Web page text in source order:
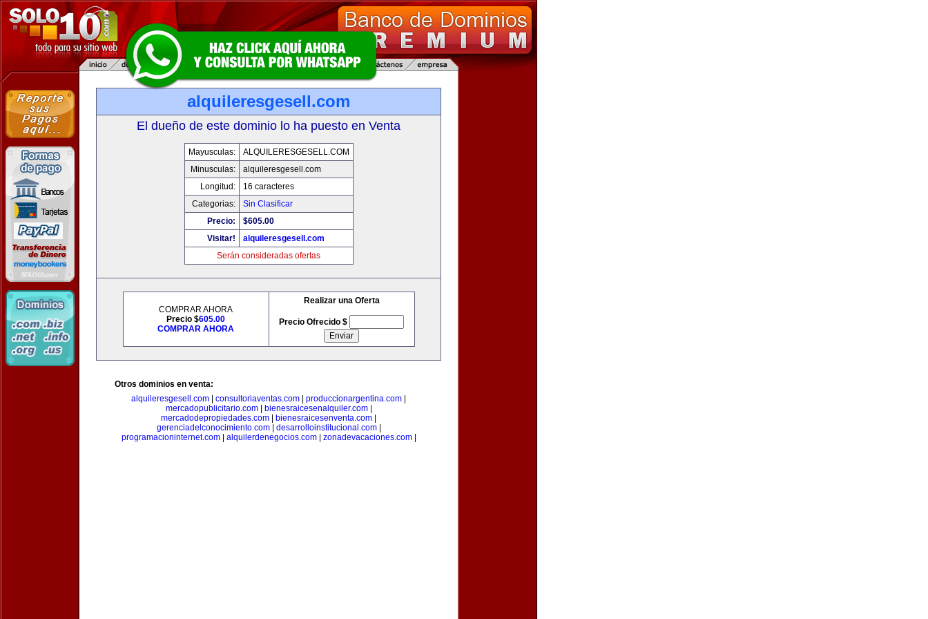
alquileresgesell.com
El dueño de este dominio lo ha puesto en Venta
Mayusculas:
ALQUILERESGESELL.COM
Minusculas:
alquileresgesell.com
Longitud:
16 caracteres
Categorias:
Sin Clasificar
Precio:
$605.00
Visitar!
alquileresgesell.com
Serán consideradas ofertas
COMPRAR AHORA
Precio $605.00
COMPRAR AHORA
Realizar una Oferta
Precio Ofrecido $
Otros dominios en venta:
alquileresgesell.com
consultoriaventas.com produccionargentina.com
mercadopublicitario.com| bienesraicesenalquiler.com|
mercadodepropiedades.com
bienesraicesenventa.com
gerenciadelconocimiento.com| desarrolloinstitucional.com|
programacioninternet.com| alquilerdenegocios.com| zonadevacaciones.com|